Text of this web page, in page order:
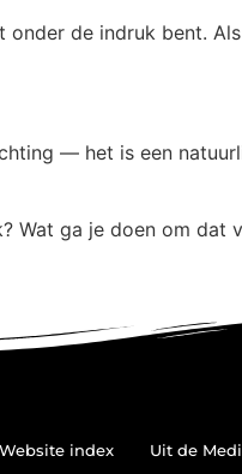
onder de indruk bent.
— het is een
Wat ga je doen om dat
Website index Uit de